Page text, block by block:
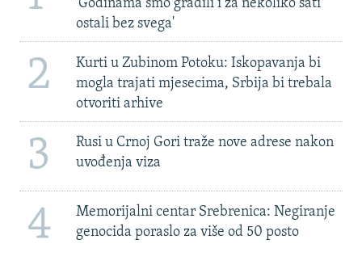
'Godinama smo gradili i za nekoliko sati
ostali bez svega'
2
Kurti u Zubinom Potoku: Iskopavanja bi
mogla trajati mjesecima, Srbija bi trebala
otvoriti arhive
3
Rusi u Crnoj Gori traže nove adrese nakon
uvođenja viza
4
Memorijalni centar Srebrenica: Negiranje
genocida poraslo za više od 50 posto